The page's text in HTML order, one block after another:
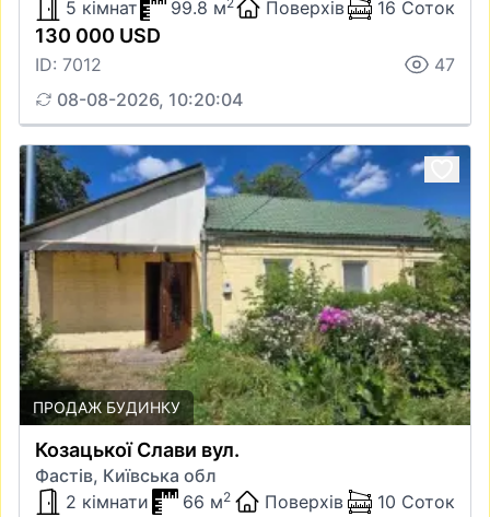
5 кімнат
99.8 м Поверхів 16 Соток
130 000 USD
ID: 7012
47
08-08-2026, 10:20:04
ПРОДАЖ БУДИНКУ
Козацької Слави вул.
Фастів, Київська обл
2 кімнати
66 м2 Поверхів 10 Соток